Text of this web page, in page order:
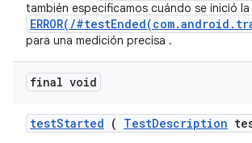
también especificamos cuándo se inició
ERROR(/
para una medición precisa .
final void
testStarted ( TestDescription